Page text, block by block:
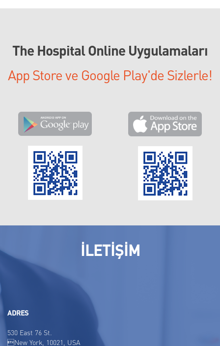
The Hospital Online Uygulamaları
App Store ve Google Play'de Sizlerle!
İLETİŞİM
ADRES
530 East 76 St.
New York, 10021, USA